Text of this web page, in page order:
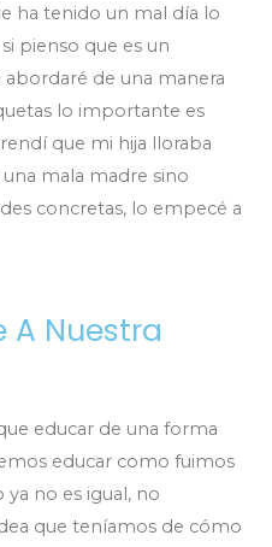
ha tenido un mal día lo
pienso que es un
de una manera
lo importante es
que mi hija lloraba
mala madre sino
concretas, lo empecé a
A Nuestra
educar de una forma
educar como fuimos
no es igual, no
que teníamos de cómo